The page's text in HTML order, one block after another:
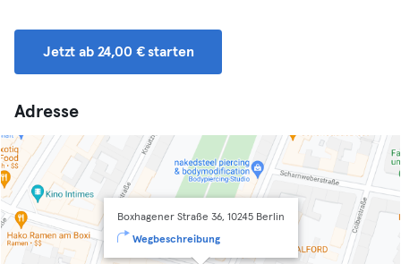
Jetzt ab 24,00 € starten
Adresse
Boxhagener Straße 36, 10245 Berlin
Wegbeschreibung